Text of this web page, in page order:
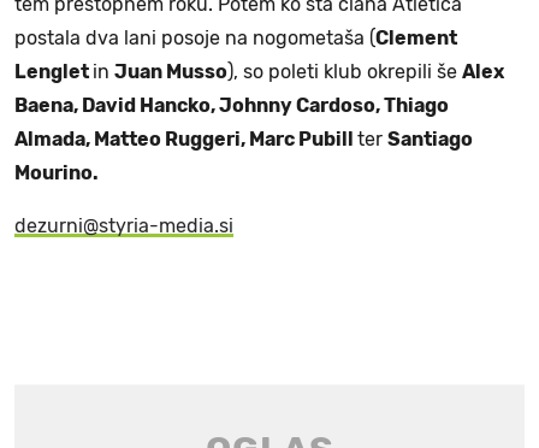
postala dva lani posoje na nogometaša (Clement
Lenglet in Juan Musso), so poleti klub okrepili še Alex
Baena, David Hancko, Johnny Cardoso, Thiago
Almada, Matteo Ruggeri, Marc Pubill ter Santiago
Mourino.
dezurni@styria-media.si